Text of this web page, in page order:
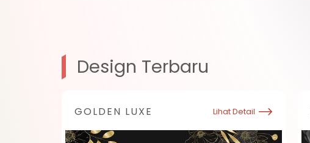
Design Terbaru
GOLDEN LUXE Lihat Detail